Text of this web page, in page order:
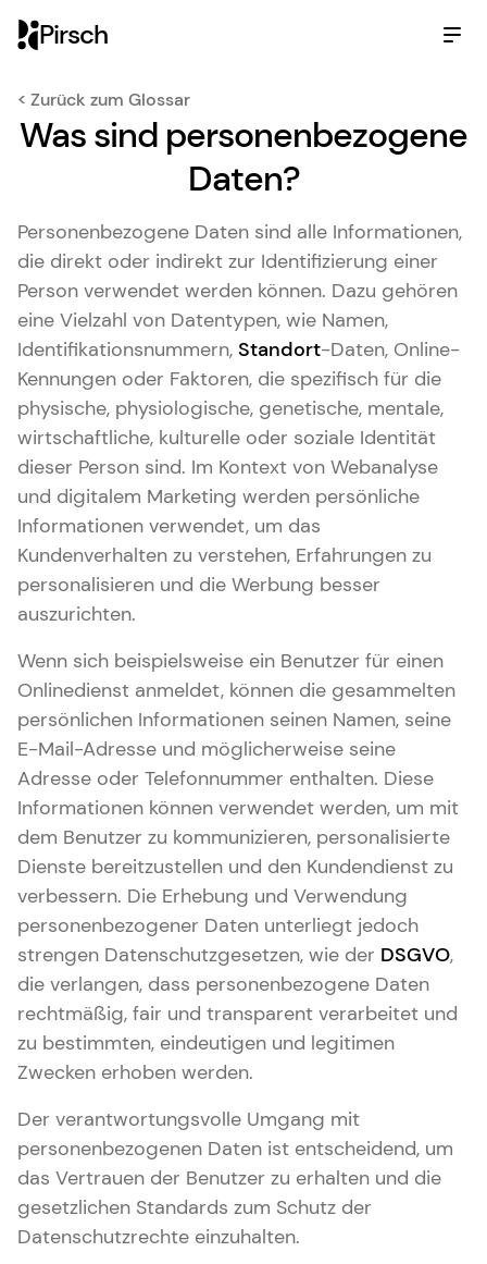
Pirsch
< Zurück zum Glossar
Was sind personenbezogene
Daten?
Personenbezogene Daten sind alle Informationen,
die direkt oder indirekt zur Identifizierung einer
Person verwendet werden können. Dazu gehören
eine Vielzahl von Datentypen, wie Namen,
Identifikationsnummern, Standort-Daten, Online-
Kennungen oder Faktoren, die spezifisch für die
physische, physiologische, genetische, mentale,
wirtschaftliche, kulturelle oder soziale Identität
dieser Person sind. Im Kontext von Webanalyse
und digitalem Marketing werden persönliche
Informationen verwendet, um das
Kundenverhalten zu verstehen, Erfahrungen zu
personalisieren und die Werbung besser
auszurichten.
Wenn sich beispielsweise ein Benutzer für einen
Onlinedienst anmeldet, können die gesammelten
persönlichen Informationen seinen Namen, seine
E-Mail-Adresse und möglicherweise seine
Adresse oder Telefonnummer enthalten. Diese
Informationen können verwendet werden, um mit
dem Benutzer zu kommunizieren, personalisierte
Dienste bereitzustellen und den Kundendienst zu
verbessern. Die Erhebung und Verwendung
personenbezogener Daten unterliegt jedoch
strengen Datenschutzgesetzen, wie der DSGVO,
die verlangen, dass personenbezogene Daten
rechtmäßig, fair und transparent verarbeitet und
zu bestimmten, eindeutigen und legitimen
Zwecken erhoben werden.
Der verantwortungsvolle Umgang mit
personenbezogenen Daten ist entscheidend, um
das Vertrauen der Benutzer zu erhalten und die
gesetzlichen Standards zum Schutz der
Datenschutzrechte einzuhalten.